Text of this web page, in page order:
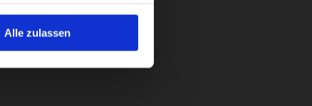
Alle zulassen